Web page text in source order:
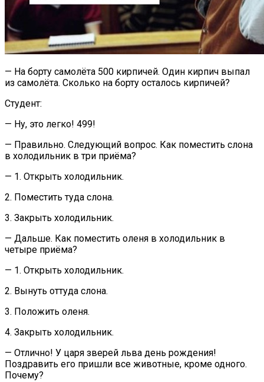
— На борту самолёта 500 кирпичей. Один кирпич выпал
из самолёта. Сколько на борту осталось кирпичей?
Студент:
— Ну, это легко! 499!
— Правильно. Следующий вопрос. Как поместить слона
в холодильник в три приёма?
— 1. Открыть холодильник.
2. Поместить туда слона.
3. Закрыть холодильник.
— Дальше. Как поместить оленя в холодильник в
четыре приёма?
— 1. Открыть холодильник.
2. Вынуть оттуда слона.
3. Положить оленя.
4. Закрыть холодильник.
— Отлично! У царя зверей льва день рождения!
Поздравить его пришли все животные, кроме одного.
Почему?